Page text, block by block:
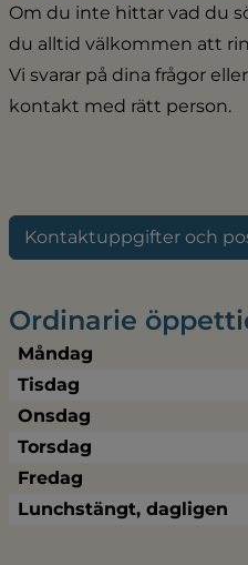
Om du inte hittar vad du
du alltid välkommen att
Vi svarar på dina frågor
kontakt med rätt person.
Kontaktuppgifter och
Ordinarie
Måndag
Tisdag
Onsdag
Torsdag
Fredag
Lunchstängt, dagligen